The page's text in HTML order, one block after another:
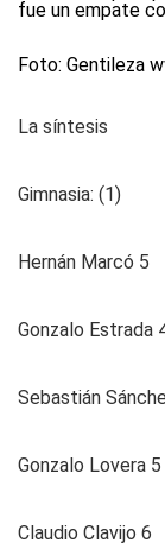
fue un empate
Foto: Gentileza
La síntesis
Gimnasia: (1)
Hernán Marcó 5
Gonzalo Estrada
Sebastián
Gonzalo Lovera 5
Claudio Clavijo 6